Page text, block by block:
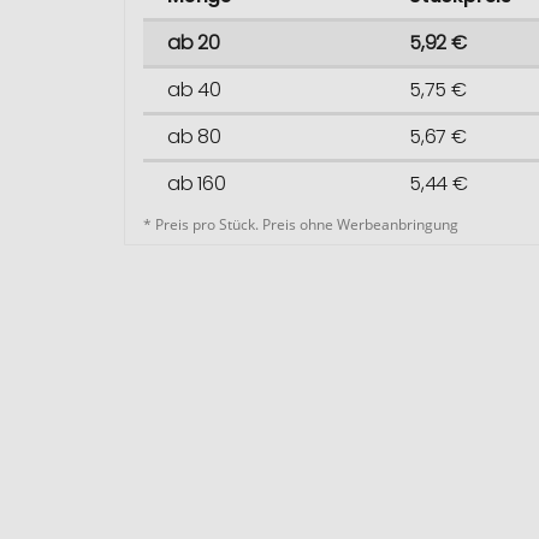
ab 20
5,92 €
ab 40
5,75 €
ab 80
5,67 €
ab 160
5,44 €
* Preis pro Stück. Preis ohne Werbeanbringung